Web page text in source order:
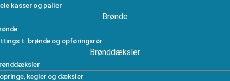
kasser og paller
Brønde
t. brønde og opføringsrør
Brønddæksler
kegler og dæksler